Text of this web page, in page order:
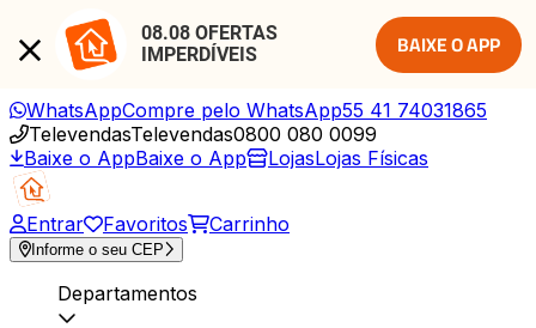
08.08 OFERTAS
IMPERDÍVEIS
BAIXE O APP
WhatsAppCompre pelo WhatsApp55 41 74031865
TelevendasTelevendas0800 080 0099
Baixe o AppBaixe o App LojasLojas Físicas
Entrar Favoritos Carrinho
Informe o seu CEP
Departamentos